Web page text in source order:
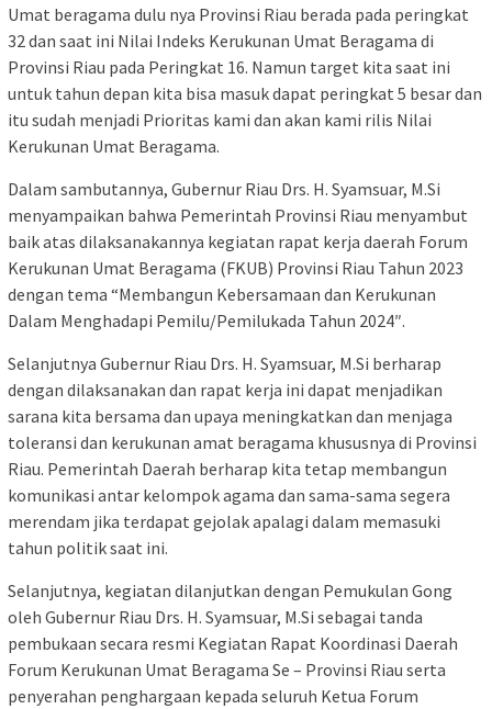
Umat beragama dulu nya Provinsi Riau berada pada peringkat
32 dan saat ini Nilai Indeks Kerukunan Umat Beragama di
Provinsi Riau pada Peringkat 16. Namun target kita saat ini
untuk tahun depan kita bisa masuk dapat peringkat 5 besar dan
itu sudah menjadi Prioritas kami dan akan kami rilis Nilai
Kerukunan Umat Beragama.
Dalam sambutannya, Gubernur Riau Drs. H. Syamsuar, M.Si
menyampaikan bahwa Pemerintah Provinsi Riau menyambut
baik atas dilaksanakannya kegiatan rapat kerja daerah Forum
Kerukunan Umat Beragama (FKUB) Provinsi Riau Tahun 2023
dengan tema “Membangun Kebersamaan dan Kerukunan
Dalam Menghadapi Pemilu/Pemilukada Tahun 2024″.
Selanjutnya Gubernur Riau Drs. H. Syamsuar, M.Si berharap
dengan dilaksanakan dan rapat kerja ini dapat menjadikan
sarana kita bersama dan upaya meningkatkan dan menjaga
toleransi dan kerukunan amat beragama khususnya di Provinsi
Riau. Pemerintah Daerah berharap kita tetap membangun
komunikasi antar kelompok agama dan sama-sama segera
merendam jika terdapat gejolak apalagi dalam memasuki
tahun politik saat ini.
Selanjutnya, kegiatan dilanjutkan dengan Pemukulan Gong
oleh Gubernur Riau Drs. H. Syamsuar, M.Si sebagai tanda
pembukaan secara resmi Kegiatan Rapat Koordinasi Daerah
Forum Kerukunan Umat Beragama Se – Provinsi Riau serta
penyerahan penghargaan kepada seluruh Ketua Forum